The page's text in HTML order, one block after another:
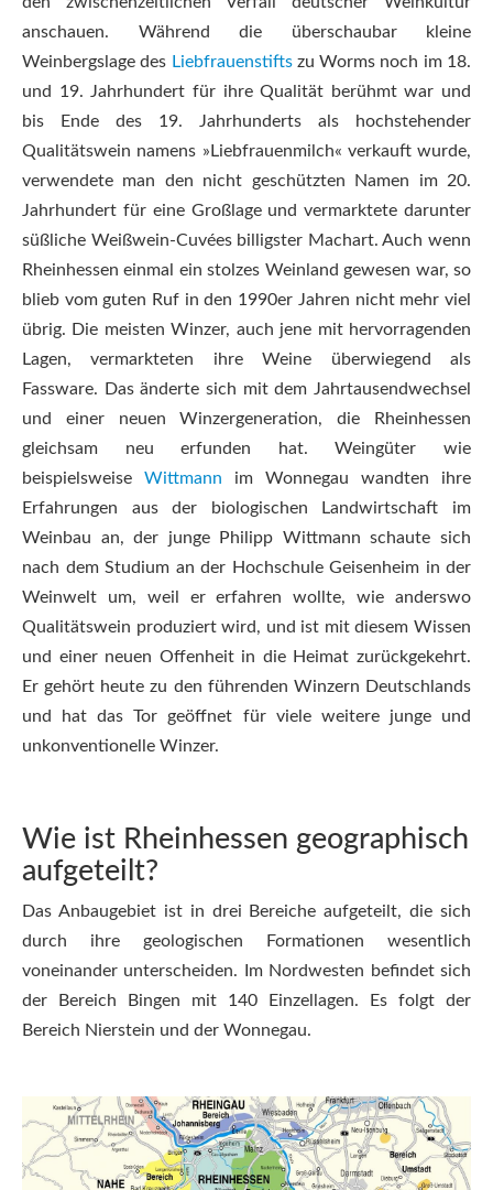
anschauen. Während die überschaubar kleine
Weinbergslage des Liebfrauenstiftszu Worms noch im 18.
und 19. Jahrhundert für ihre Qualität berühmt war und
bis Ende des 19. Jahrhunderts als hochstehender
Qualitätswein namens »Liebfrauenmilch« verkauft wurde,
verwendete man den nicht geschützten Namen im 20.
Jahrhundert für eine Großlage und vermarktete darunter
süßliche Weißwein-Cuvées billigster Machart. Auch wenn
Rheinhessen einmal ein stolzes Weinland gewesen war, so
blieb vom guten Ruf in den 1990er Jahren nicht mehr viel
übrig. Die meisten Winzer, auch jene mit hervorragenden
Lagen, vermarkteten ihre Weine überwiegend als
Fassware. Das änderte sich mit dem Jahrtausendwechsel
und einer neuen Winzergeneration, die Rheinhessen
gleichsam neu erfunden hat. Weingüter wie
beispielsweise Wittmann im Wonnegau wandten ihre
Erfahrungen aus der biologischen Landwirtschaft im
Weinbau an, der junge Philipp Wittmann schaute sich
nach dem Studium an der Hochschule Geisenheim in der
Weinwelt um, weil er erfahren wollte, wie anderswo
Qualitätswein produziert wird, und ist mit diesem Wissen
und einer neuen Offenheit in die Heimat zurückgekehrt.
Er gehört heute zu den führenden Winzern Deutschlands
und hat das Tor geöffnet für viele weitere junge und
unkonventionelle Winzer.
Wie ist Rheinhessen geographisch
aufgeteilt?
Das Anbaugebiet ist in drei Bereiche aufgeteilt, die sich
durch ihre geologischen Formationen wesentlich
voneinander unterscheiden. Im Nordwesten befindet sich
der Bereich Bingen mit 140 Einzellagen. Es folgt der
Bereich Nierstein und der Wonnegau.